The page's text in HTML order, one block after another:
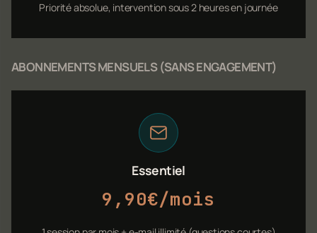
Priorité absolue, intervention sous 2 heures en journée
ABONNEMENTS MENSUELS (SANS ENGAGEMENT)
Essentiel
9,90€/mois